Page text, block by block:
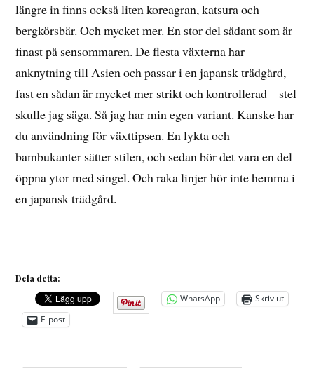
längre in finns också liten koreagran, katsura och
bergkörsbär. Och mycket mer. En stor del sådant som är
finast på sensommaren. De flesta växterna har
anknytning till Asien och passar i en japansk trädgård,
fast en sådan är mycket mer strikt och kontrollerad – stel
skulle jag säga. Så jag har min egen variant. Kanske har
du användning för växttipsen. En lykta och
bambukanter sätter stilen, och sedan bör det vara en del
öppna ytor med singel. Och raka linjer hör inte hemma i
en japansk trädgård.
Dela detta:
WhatsApp
Skriv ut
E-post